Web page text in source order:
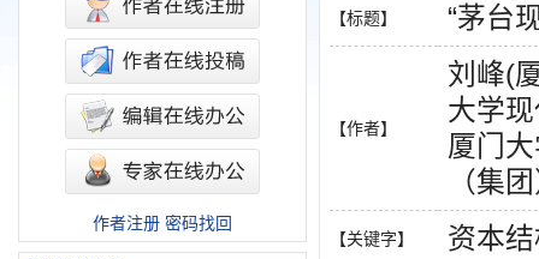
作者注册 密码找回
【标题】 “茅台
【作者】
刘峰(
大学
厦门
（集
【关键字】 资本